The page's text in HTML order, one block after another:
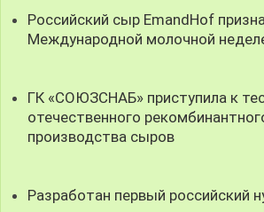
Российский сыр EmandHof
Международной молочной
ГК «СОЮЗСНАБ» приступила к
отечественного
производства сыров
Разработан первый российский